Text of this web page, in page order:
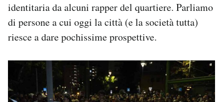
identitaria da alcuni rapper del quartiere. Parliamo
di persone a cui oggi la città (e la società tutta)
riesce a dare pochissime prospettive.